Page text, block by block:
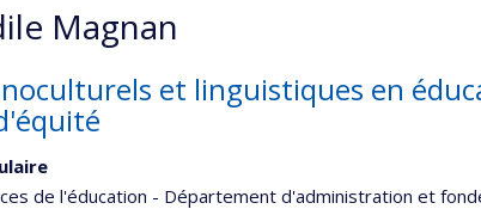
Magnan
et linguistiques en
de l'éducation - Département d'administration et